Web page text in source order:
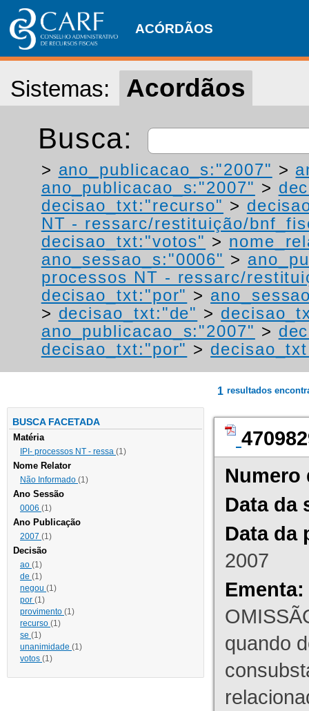
ACÓRDÃOS
Sistemas: Acordãos
Busca:
> ano_publicacao_s:"2007" >
ano_publicacao_s:"2007" >
decisao_txt:"recurso" >
NT - ressarc/restituição/
decisao_txt:"votos" >
ano_sessao_s:"0006" >
processos NT - ressarc/
decisao_txt:"por" >
> decisao_txt:"de" >
ano_publicacao_s:"2007" >
decisao_txt:"por" >
BUSCA FACETADA
Matéria
IPI- processos NT - ressa (1)
Nome Relator
Não Informado (1)
Ano Sessão
0006 (1)
Ano Publicação
2007 (1)
Decisão
ao (1)
de (1)
negou (1)
por (1)
provimento (1)
recurso (1)
se (1)
unanimidade (1)
votos (1)
1 resultados
Numero
Data da
Data da
2007
Ementa:
quando